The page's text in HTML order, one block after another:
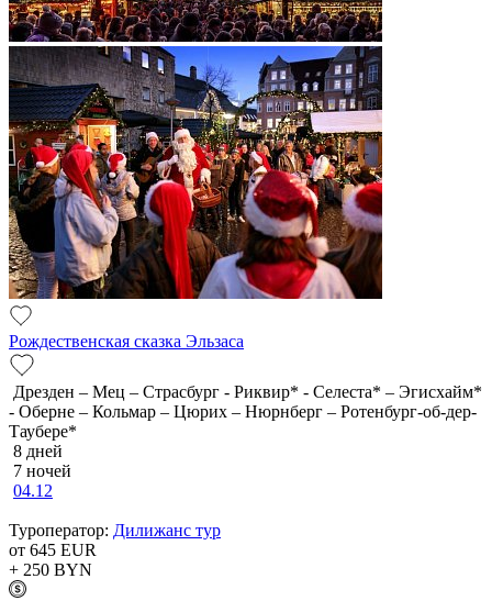
Рождественская сказка Эльзаса
Дрезден – Мец – Страсбург - Риквир* - Селеста* – Эгисхайм*
- Оберне – Кольмар – Цюрих – Нюрнберг – Ротенбург-об-дер-
Таубере*
8 дней
7 ночей
04.12
Туроператор: Дилижанс тур
от 645 EUR
+ 250 BYN